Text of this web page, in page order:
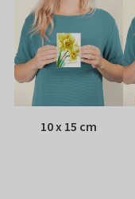
10 x 15 cm